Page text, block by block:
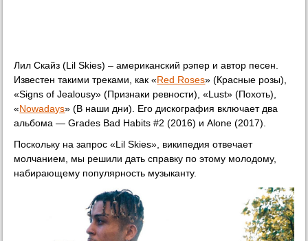
Лил Скайз (Lil Skies) – американский рэпер и автор песен.
Известен такими треками, как «Red Roses» (Красные розы),
«Signs of Jealousy» (Признаки ревности), «Lust» (Похоть),
«Nowadays» (В наши дни). Его дискография включает два
альбома — Grades Bad Habits #2 (2016) и Alone (2017).
Поскольку на запрос «Lil Skies», википедия отвечает
молчанием, мы решили дать справку по этому молодому,
набирающему популярность музыканту.